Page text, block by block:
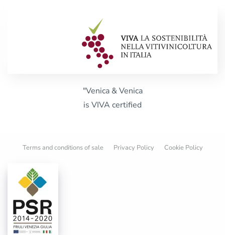
"Venica & Venica
is VIVA certified
Terms and conditions of sale Privacy Policy Cookie Policy